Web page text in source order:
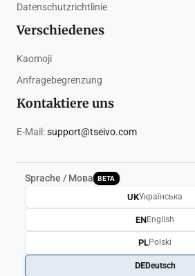
Datenschutzrichtlinie
Verschiedenes
Kaomoji
Anfragebegrenzung
Kontaktiere uns
E-Mail:support@tseivo.com
Sprache / Мова BETA
UKУкраїнська
ENEnglish
PLPolski
DEDeutsch